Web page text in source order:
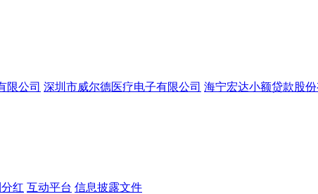
限公司 深圳市威尔德医疗电子有限公司 海宁宏达小额贷款股份
红 互动平台 信息披露文件